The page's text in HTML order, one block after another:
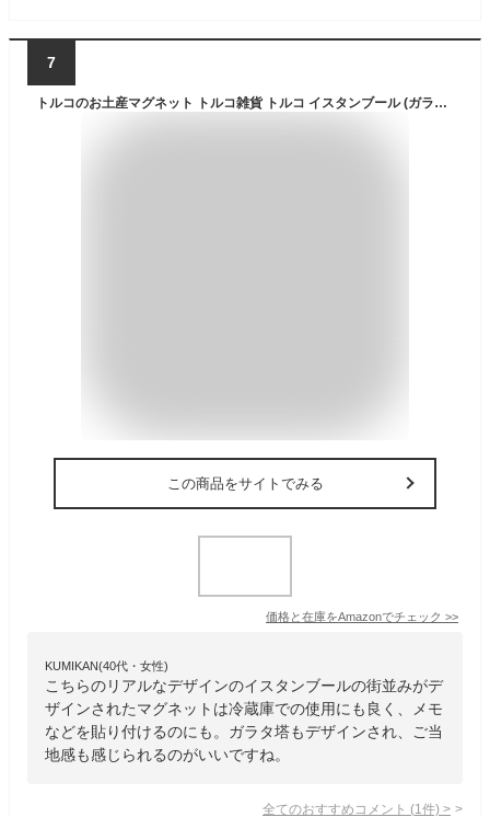
7
トルコのお土産マグネット トルコ雑貨 トルコ イスタンブール (ガラタ塔)
この商品をサイトでみる
価格と在庫をAmazonでチェック >>
KUMIKAN(40代・女性)
こちらのリアルなデザインのイスタンブールの街並みがデ
ザインされたマグネットは冷蔵庫での使用にも良く、メモ
などを貼り付けるのにも。ガラタ塔もデザインされ、ご当
地感も感じられるのがいいですね。
全てのおすすめコメント (1 件) >